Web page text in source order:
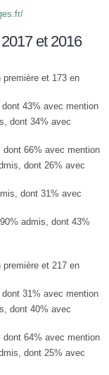
et 2016
et 173 en
43% avec mention
dont 34% avec
66% avec mention
dont 26% avec
dont 31% avec
admis, dont 43%
et 217 en
31% avec mention
dont 40% avec
64% avec mention
dont 25% avec